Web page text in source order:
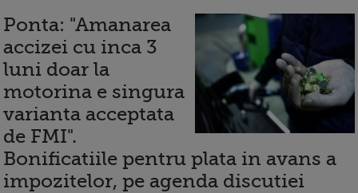
Ponta: "Amanarea
accizei cu inca 3
luni doar la
motorina e singura
varianta acceptata
de FMI".
Bonificatiile pentru plata in avans a
impozitelor, pe agenda discutiei